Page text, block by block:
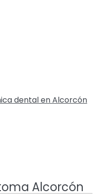
dental en Alcorcón
Alcorcón